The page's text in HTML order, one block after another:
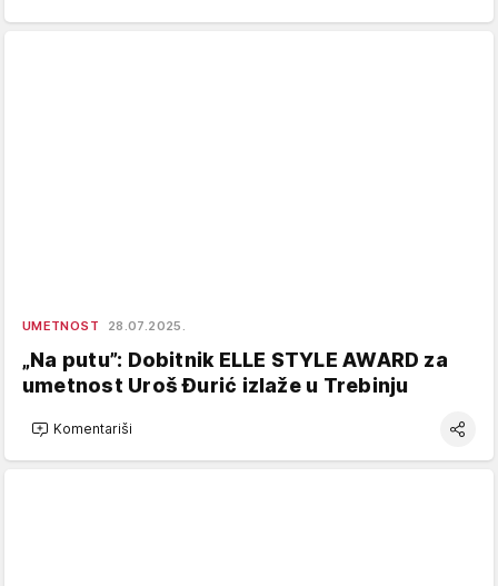
UMETNOST 28.07.2025.
„Na putu”: Dobitnik ELLE STYLE AWARD za
umetnost Uroš Đurić izlaže u Trebinju
Komentariši